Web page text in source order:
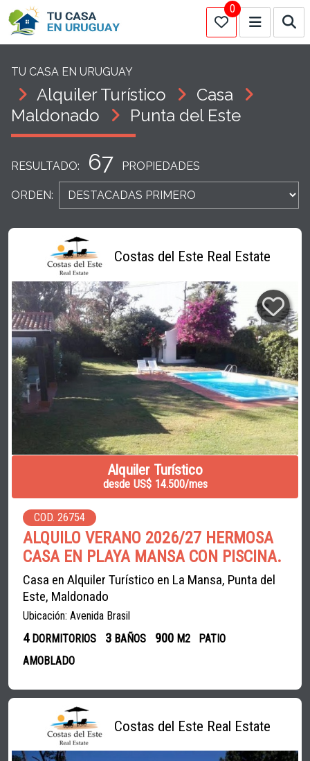
0
TU CASA EN URUGUAY
Alquiler Turístico
Casa
Maldonado
Punta del Este
RESULTADO: 67 PROPIEDADES
ORDEN:
Costas del Este Real Estate
Alquiler Turístico
desde US$ 14.500/mes
COD. 26754
ALQUILO VERANO 2026/27 HERMOSA
CASA EN PLAYA MANSA CON PISCINA.
Casa en Alquiler Turístico en La Mansa, Punta del
Este, Maldonado
Ubicación: Avenida Brasil
4DORMITORIOS 3BAÑOS 900 M2
PATIO
AMOBLADO
Costas del Este Real Estate